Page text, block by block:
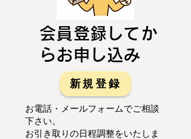
会員登録してか
らお申し込み
新規登録
お電話・メールフォームでご相談
下さい。
お引き取りの日程調整をいたしま